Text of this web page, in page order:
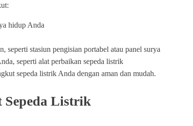
hidup Anda
seperti stasiun pengisian portabel atau panel surya
seperti alat perbaikan sepeda listrik
sepeda listrik Anda dengan aman dan mudah.
Sepeda Listrik